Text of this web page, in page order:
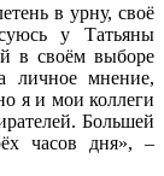
в урну, своё
у Татьяны
в своём выборе
личное мнение,
я и мои коллеги
Большей
часов дня», –